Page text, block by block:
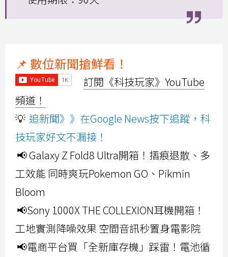
📌 數位新聞搶鮮看！
訂閱《科技玩家》YouTube
頻道！
💡 追新聞》》在Google News按下追蹤，科
技玩家好文不漏接！
📢 Galaxy Z Fold8 Ultra開箱！摺痕退散、多
工效能 同時爽玩Pokemon GO、Pikmin
Bloom
📢Sony 1000X THE COLLEXION耳機開箱！
工地實測降噪效果 空間音訊秒置身電影院
📢電商平台買「全新庫存機」踩雷！電池循